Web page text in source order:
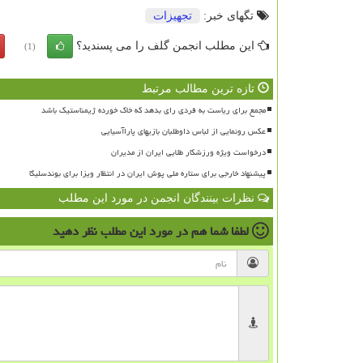
تگهای خبر: تجهیزات
این مطلب انجمن گلف را می پسندید؟ (1)
تازه ترین مطالب مرتبط
مجمع برای ریاست به فردی رای بدهد که خاک خورده ژیمناستیک باشد
عکس رونمایی از لباس داوطلبان بازیهای پاراآسیایی
درخواست ویژه ورزشکار طلایی ایران از مدیران
پیشنهاد خارجی برای ستاره ملی پوش ایران در انتظار ویزا برای بوندسلیگا
نظرات بینندگان انجمن در مورد این مطلب
لطفا شما همدر مورد این مطلبنظر دهید